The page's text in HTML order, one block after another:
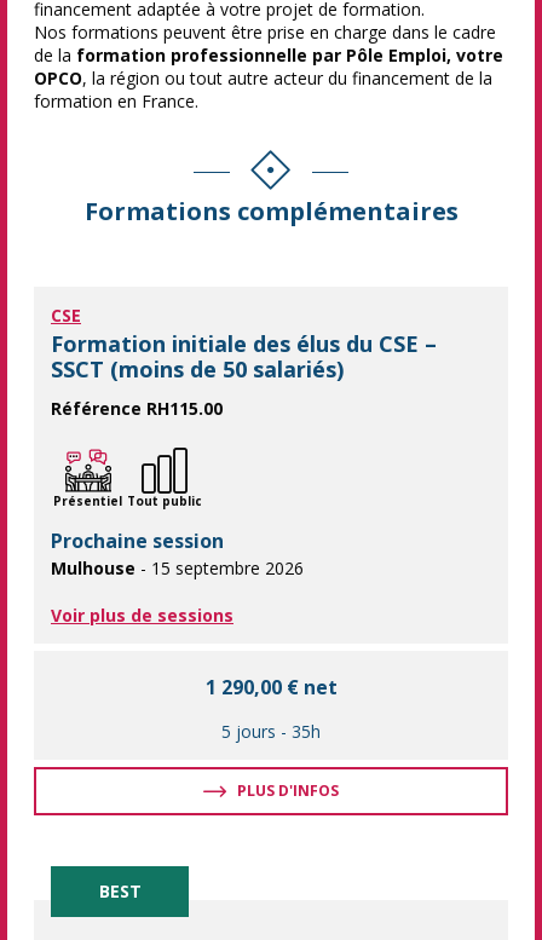
financement adaptée à votre projet de formation.
Nos formations peuvent être prise en charge dans le cadre
de la formation professionnelle par Pôle Emploi, votre
OPCO, la région ou tout autre acteur du financement de la
formation en France.
Formations complémentaires
CSE
Formation initiale des élus du CSE –
SSCT (moins de 50 salariés)
Référence RH115.00
Former les élus du CSE pour les aider à mener à bien leurs
Présentiel Tout public
Prochaine session
Mulhouse - 15 septembre 2026
Voir plus de sessions
1 290,00 € net
5 jours - 35h
PLUS D'INFOS
BEST